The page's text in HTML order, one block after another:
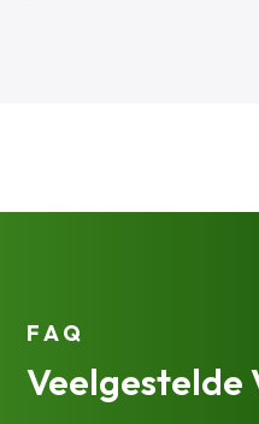
FAQ
Veelgestelde